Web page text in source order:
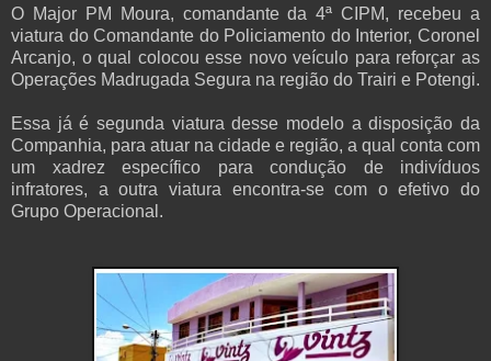
O Major PM Moura, comandante da 4ª CIPM, recebeu a
viatura do Comandante do Policiamento do Interior, Coronel
Arcanjo, o qual colocou esse novo veículo para reforçar as
Operações Madrugada Segura na região do Trairi e Potengi.
Essa já é segunda viatura desse modelo a disposição da
Companhia, para atuar na cidade e região, a qual conta com
um xadrez específico para condução de indivíduos
infratores, a outra viatura encontra-se com o efetivo do
Grupo Operacional.